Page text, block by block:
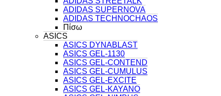
ADIDAS SUPERNOVA
ADIDAS TECHNOCHAOS
Πίσω
ASICS
ASICS DYNABLAST
ASICS GEL-1130
ASICS GEL-CONTEND
ASICS GEL-CUMULUS
ASICS GEL-EXCITE
ASICS GEL-KAYANO